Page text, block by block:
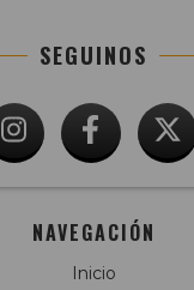
SEGUINOS
NAVEGACIÓN
Inicio